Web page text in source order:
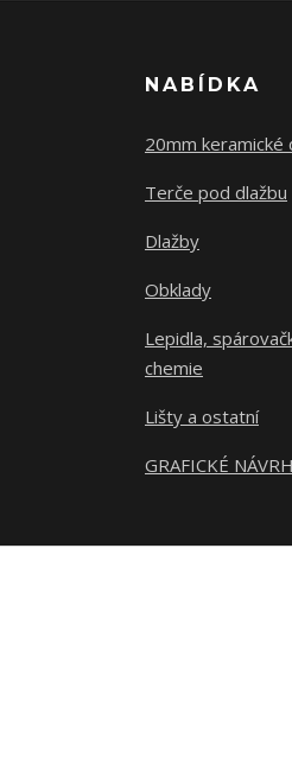
NABÍDKA
20mm keramické
Terče pod dlažbu
Dlažby
Obklady
Lepidla,
chemie
Lišty a ostatní
GRAFICKÉ